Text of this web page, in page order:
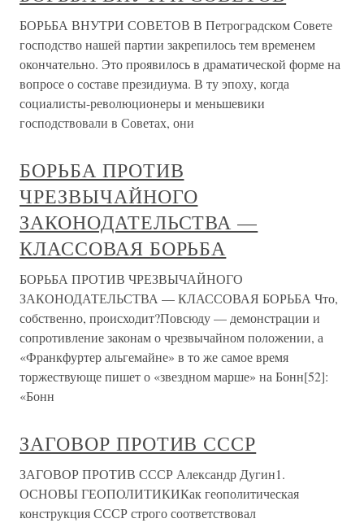
БОРЬБА ВНУТРИ СОВЕТОВ В Петроградском Совете
господство нашей партии закрепилось тем временем
окончательно. Это проявилось в драматической форме на
вопросе о составе президиума. В ту эпоху, когда
социалисты-революционеры и меньшевики
господствовали в Советах, они
БОРЬБА ПРОТИВ
ЧРЕЗВЫЧАЙНОГО
ЗАКОНОДАТЕЛЬСТВА —
КЛАССОВАЯ БОРЬБА
БОРЬБА ПРОТИВ ЧРЕЗВЫЧАЙНОГО
ЗАКОНОДАТЕЛЬСТВА — КЛАССОВАЯ БОРЬБА Что,
собственно, происходит?Повсюду — демонстрации и
сопротивление законам о чрезвычайном положении, а
«Франкфуртер альгемайне» в то же самое время
торжествующе пишет о «звездном марше» на Бонн[52]:
«Бонн
ЗАГОВОР ПРОТИВ СССР
ЗАГОВОР ПРОТИВ СССР Александр Дугин1.
ОСНОВЫ ГЕОПОЛИТИКИКак геополитическая
конструкция СССР строго соответствовал